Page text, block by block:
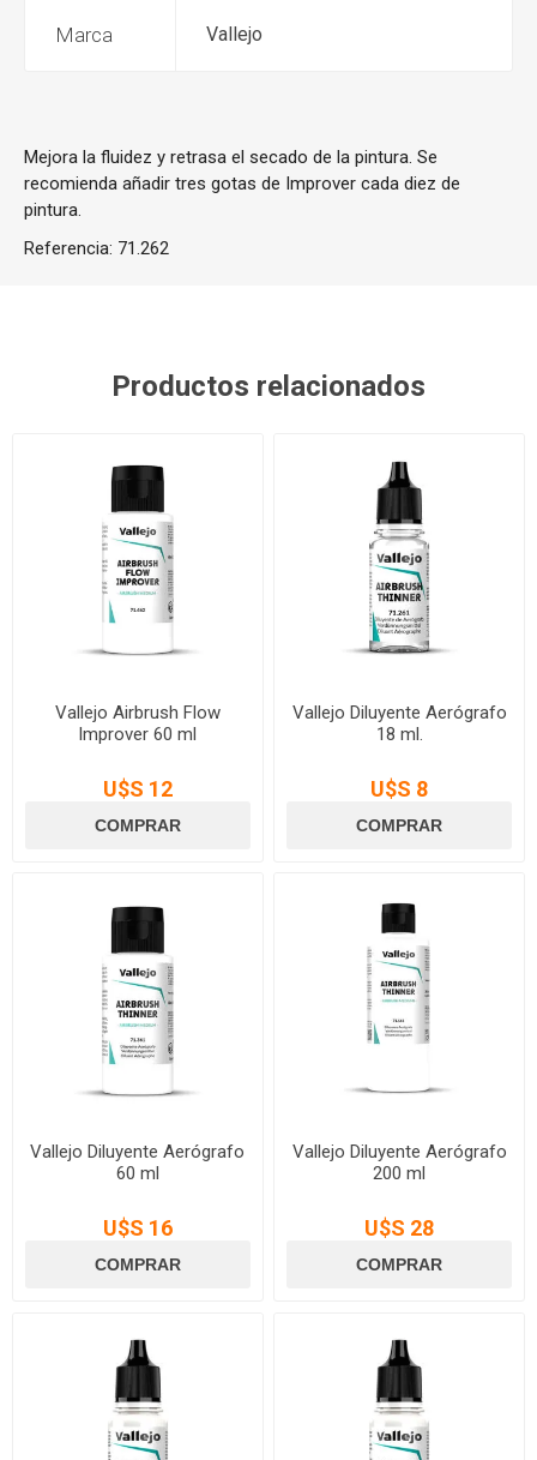
Marca Vallejo
Mejora la fluidez y retrasa el secado de la pintura. Se
recomienda añadir tres gotas de Improver cada diez de
pintura.
Referencia: 71.262
Productos relacionados
Vallejo Airbrush Flow
Improver 60 ml
U$S 12
Vallejo Diluyente Aerógrafo
18 ml.
U$S 8
Vallejo Diluyente Aerógrafo
60 ml
U$S 16
Vallejo Diluyente Aerógrafo
200 ml
U$S 28